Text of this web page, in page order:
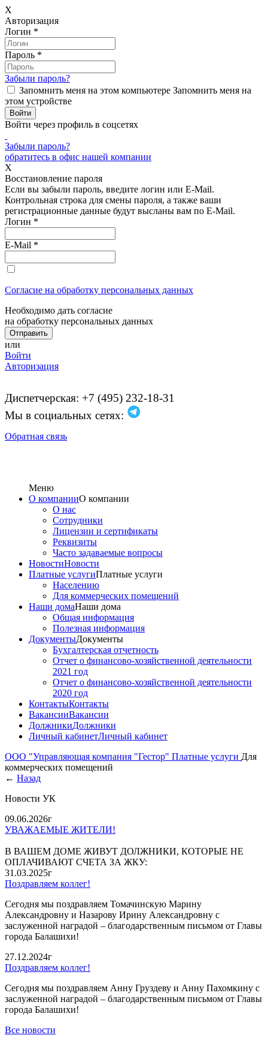
X
Авторизация
Логин *
Пароль *
Забыли пароль?
Запомнить меня на этом компьютере Запомнить меня на
этом устройстве
Войти через профиль в соцсетях
Забыли пароль?
обратитесь в офис нашей компании
X
Восстановление пароля
Если вы забыли пароль, введите логин или E-Mail.
Контрольная строка для смены пароля, а также ваши
регистрационные данные будут высланы вам по E-Mail.
Логин *
E-Mail *
Согласие на обработку персональных данных
Необходимо дать согласие
на обработку персональных данных
или
Войти
Авторизация
Диспетчерская: +7 (495) 232-18-31
Мы в социальных сетях:
Обратная связь
Меню
О компанииО компании
О нас
Сотрудники
Лицензии и сертификаты
Реквизиты
Часто задаваемые вопросы
НовостиНовости
Платные услугиПлатные услуги
Населению
Для коммерческих помещений
Наши домаНаши дома
Общая информация
Полезная информация
ДокументыДокументы
Бухгалтерская отчетность
Отчет о финансово-хозяйственной деятельности
2021 год
Отчет о финансово-хозяйственной деятельности
2020 год
КонтактыКонтакты
ВакансииВакансии
ДолжникиДолжники
Личный кабинетЛичный кабинет
ООО "Управляющая компания "Гестор" Платные услуги Для
коммерческих помещений
← Назад
Новости УК
09.06.2026г
УВАЖАЕМЫЕ ЖИТЕЛИ!
В ВАШЕМ ДОМЕ ЖИВУТ ДОЛЖНИКИ, КОТОРЫЕ НЕ
ОПЛАЧИВАЮТ СЧЕТА ЗА ЖКУ:
31.03.2025г
Поздравляем коллег!
Сегодня мы поздравляем Томачинскую Марину
Александровну и Назарову Ирину Александровну с
заслуженной наградой – благодарственным письмом от Главы
города Балашихи!
27.12.2024г
Поздравляем коллег!
Сегодня мы поздравляем Анну Груздеву и Анну Пахомкину с
заслуженной наградой – благодарственным письмом от Главы
города Балашихи!
Все новости